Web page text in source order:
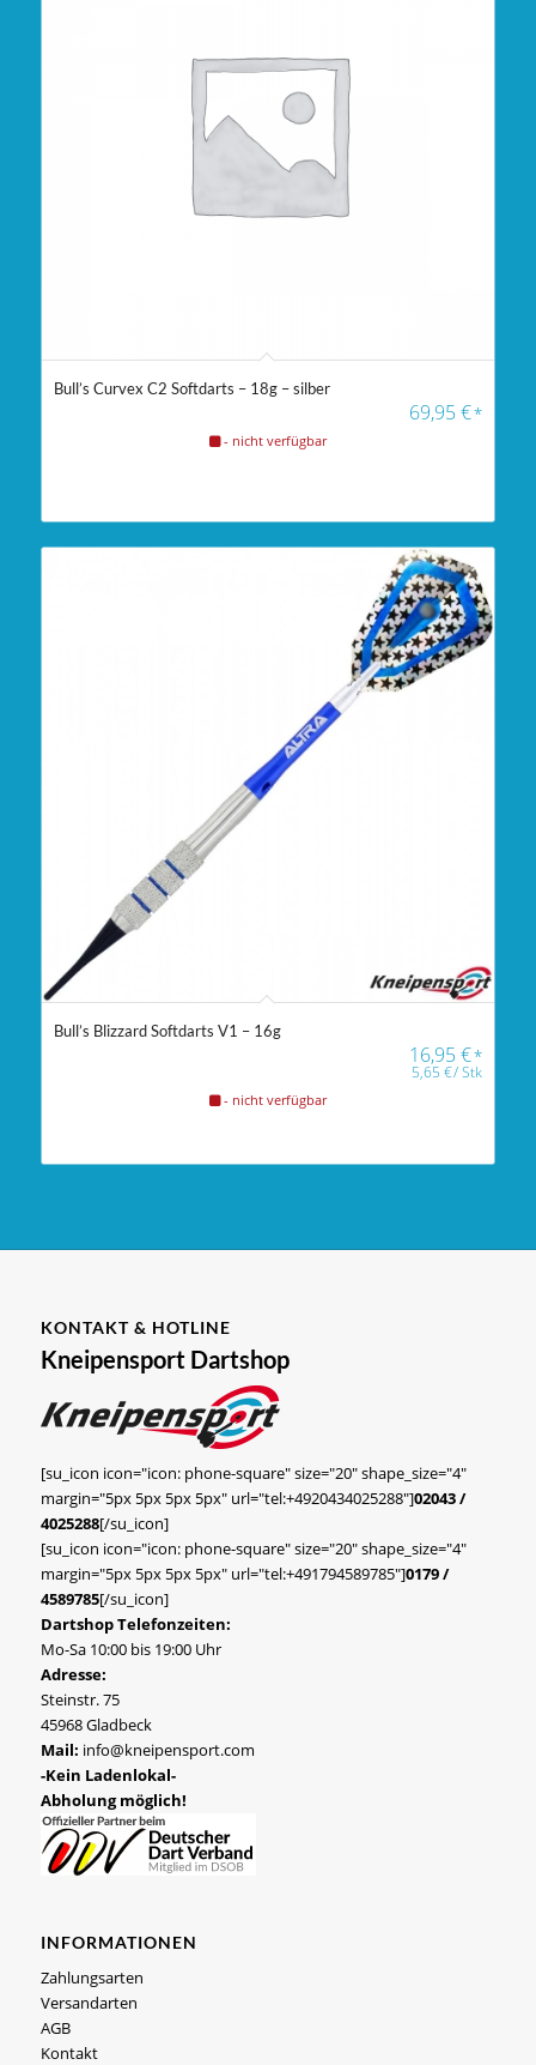
Bull’s Curvex C2 Softdarts – 18g – silber
69,95€*
- nicht verfügbar
Bull’s Blizzard Softdarts V1 – 16g
16,95€*
5,65€/Stk
- nicht verfügbar
KONTAKT & HOTLINE
Kneipensport Dartshop
[su_icon icon="icon: phone-square" size="20" shape_size="4"
margin="5px 5px 5px 5px" url="tel:+4920434025288"]02043 /
4025288[/su_icon]
[su_icon icon="icon: phone-square" size="20" shape_size="4"
margin="5px 5px 5px 5px" url="tel:+491794589785"]0179 /
4589785[/su_icon]
Dartshop Telefonzeiten:
Mo-Sa 10:00 bis 19:00 Uhr
Adresse:
Steinstr. 75
45968 Gladbeck
Mail: info@kneipensport.com
-Kein Ladenlokal-
Abholung möglich!
INFORMATIONEN
Zahlungsarten
Versandarten
AGB
Kontakt